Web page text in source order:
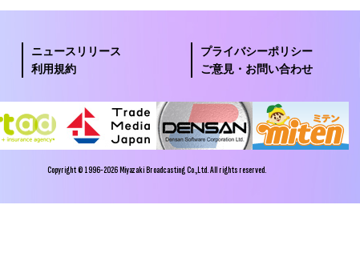
ニュースリリース プライバシーポリシー
利用規約 ご意見・お問い合わせ
Copyright © 1996-2026 Miyazaki Broadcasting Co.,Ltd. All rights reserved.